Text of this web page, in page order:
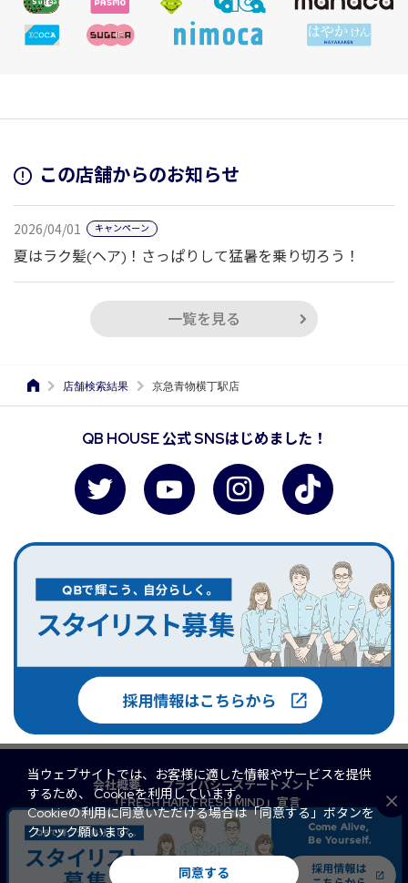
店舗検索結果 京急青物横丁駅店
この店舗からのお知らせ
一覧を見る
2026/04/01 キャンペーン
夏はラク髪(ヘア)！さっぱりして猛暑を乗り切ろう！
QB HOUSE 公式 SNSはじめました！
会社概要
プライバシーステートメント
「FRESH HAIR,FRESH MIND」宣言
マルチステークホルダー方針
QB PREMIUM
FaSS
訪問理美容 サイトマップ
© 2026 QB Net Co., Ltd. All Rights Reserved.
当ウェブサイトでは、お客様に適した情報やサービスを提供
するため、 Cookieを利用しています。
Cookieの利用に同意いただける場合は「同意する」ボタンを
クリック願います。
同意する